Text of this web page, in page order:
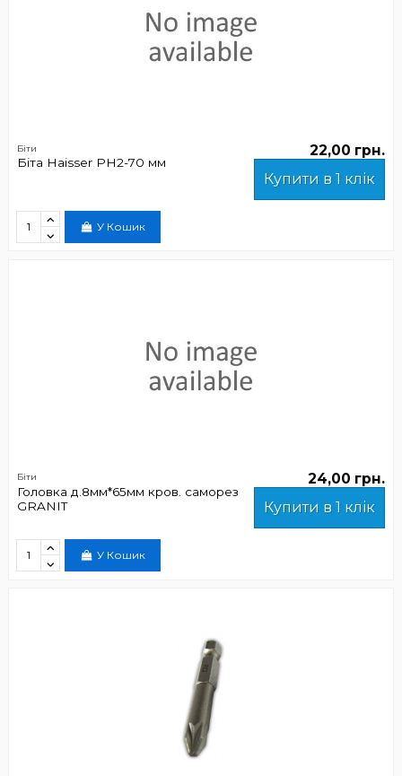
Біти
Біта Haisser РН2-70 мм
22,00 грн.
Купити в 1 клік
У Кошик
Біти
Головка д.8мм*65мм кров. саморез
GRANIT
24,00 грн.
Купити в 1 клік
У Кошик